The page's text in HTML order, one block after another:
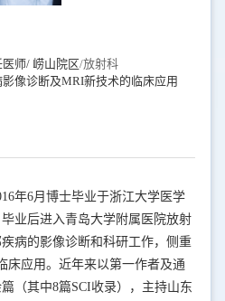
师/ 崂山院区/放射科
像诊断及MRI新技术的临床应用
年6月博士毕业于浙江大学医学
业后进入青岛大学附属医院放射
病的影像诊断和科研工作，侧重
床应用。近年来以第一作者及通
（其中8篇SCI收录），主持山东